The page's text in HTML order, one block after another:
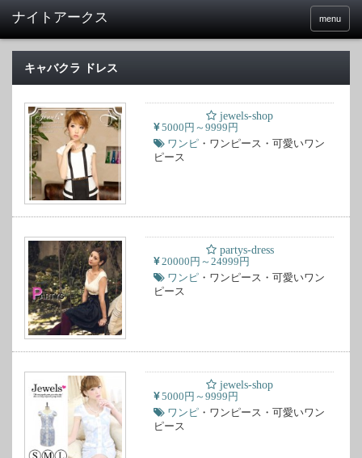
menu
キャバクラ ドレス
jewels-shop
5000円～9999円
ワンピ ・ワンピース・可愛いワン
ピース
partys-dress
20000円～24999円
ワンピ ・ワンピース・可愛いワン
ピース
jewels-shop
5000円～9999円
ワンピ ・ワンピース・可愛いワン
ピース